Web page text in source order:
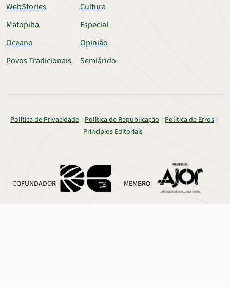
WebStories
Cultura
Matopiba
Especial
Oceano
Opinião
Povos Tradicionais
Semiárido
Política de Privacidade Política de Republicação
Política de Erros
Princípios Editoriais
COFUNDADOR MEMBRO